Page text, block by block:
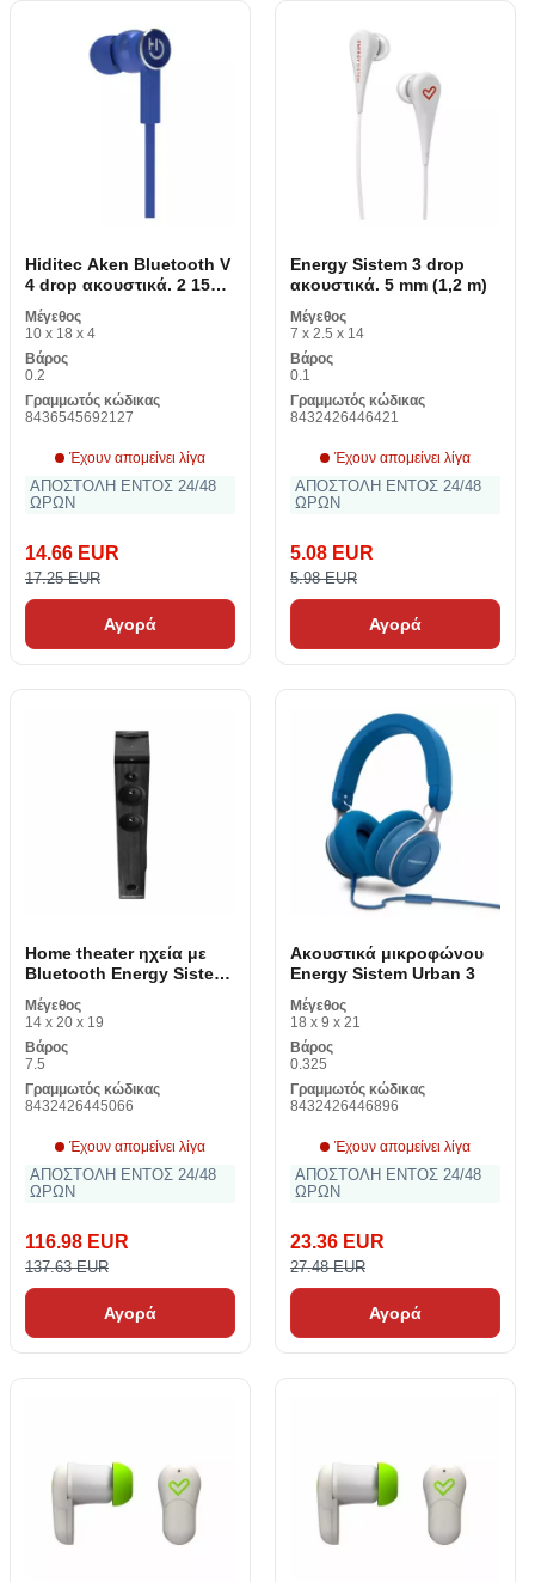
Hiditec Aken Bluetooth V
4 drop ακουστικά. 2 150
mAh
Μέγεθος
10 x 18 x 4
Βάρος
0.2
Γραμμωτός κώδικας
8436545692127
Έχουν απομείνει λίγα
ΑΠΟΣΤΟΛΗ ΕΝΤΟΣ 24/48
ΩΡΩΝ
14.66 EUR
17.25 EUR
Αγορά
Energy Sistem 3 drop
ακουστικά. 5 mm (1,2 m)
Μέγεθος
7 x 2.5 x 14
Βάρος
0.1
Γραμμωτός κώδικας
8432426446421
Έχουν απομείνει λίγα
ΑΠΟΣΤΟΛΗ ΕΝΤΟΣ 24/48
ΩΡΩΝ
5.08 EUR
5.98 EUR
Αγορά
Home theater ηχεία με
Bluetooth Energy Sistem
Tower 7 445066 LED
Micro SD USB 100W
Μέγεθος
14 x 20 x 19
Βάρος
7.5
Γραμμωτός κώδικας
8432426445066
Έχουν απομείνει λίγα
ΑΠΟΣΤΟΛΗ ΕΝΤΟΣ 24/48
ΩΡΩΝ
116.98 EUR
137.63 EUR
Αγορά
Ακουστικά μικροφώνου
Energy Sistem Urban 3
Μέγεθος
18 x 9 x 21
Βάρος
0.325
Γραμμωτός κώδικας
8432426446896
Έχουν απομείνει λίγα
ΑΠΟΣΤΟΛΗ ΕΝΤΟΣ 24/48
ΩΡΩΝ
23.36 EUR
27.48 EUR
Αγορά